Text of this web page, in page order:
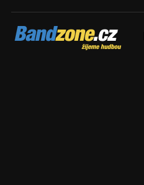
Bandzone.cz
žijeme hudbou